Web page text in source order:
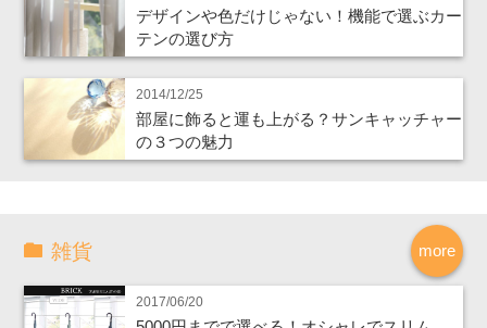
デザインや色だけじゃない！機能で選ぶカー
テンの選び方
2014/12/25
部屋に飾ると運も上がる？サンキャッチャー
の３つの魅力
more
雑貨
2017/06/20